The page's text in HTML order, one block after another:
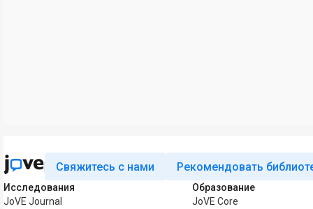
Свяжитесь с нами Рекомендовать
Исследования
JoVE Journal
Образование
JoVE Core